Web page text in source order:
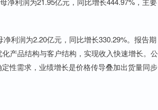
利润为2.20亿元，同比增长330.29%。报告期
产品结构与客户结构，实现收入快速增长。公
性需求，业绩增长是价格传导叠加出货量同步